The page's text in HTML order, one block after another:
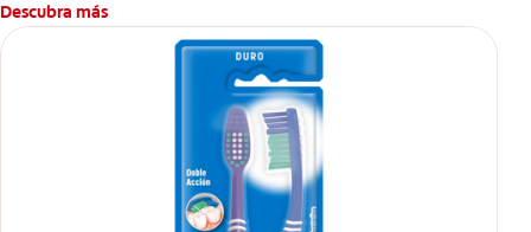
Descubra más